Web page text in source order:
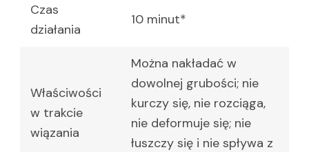
Czas
działania
10 minut*
Właściwości
w trakcie
wiązania
Można nakładać w
dowolnej grubości; nie
kurczy się, nie rozciąga,
nie deformuje się; nie
łuszczy się i nie spływa z